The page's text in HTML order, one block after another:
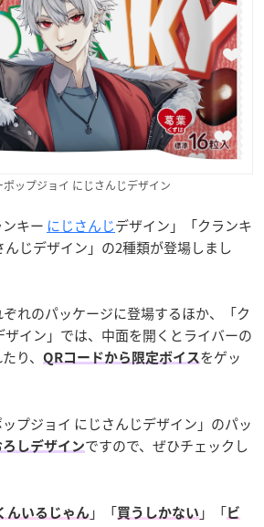
ポップジョイ にじさんじデザイン
キー にじさんじデザイン」「クランキ
じデザイン」の2種類が登場しまし
れのパッケージに登場するほか、「ク
ザイン」では、中面を開くとライバーの
り、
QRコードから限定ボイス をゲッ
プジョイ にじさんじデザイン」のパッ
しデザインですので、ぜひチェックし
んいるじゃん 」「買うしかない 」「 ビ